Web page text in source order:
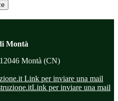
Montà
Montà (CN)
Link per inviare una mail
Link per inviare una mail